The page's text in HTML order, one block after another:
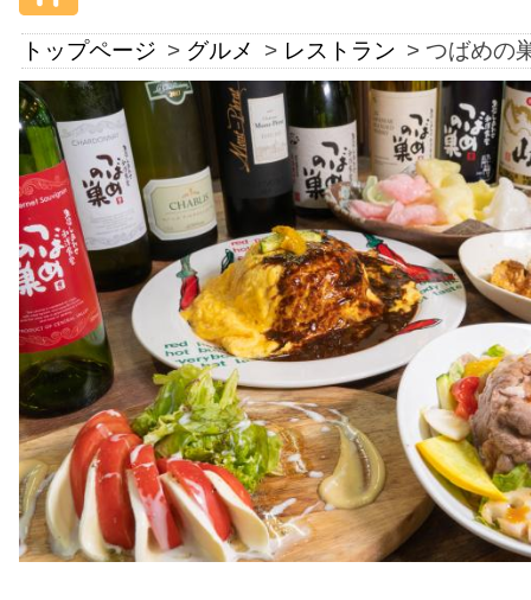
トップページ グルメ レストラン つばめの